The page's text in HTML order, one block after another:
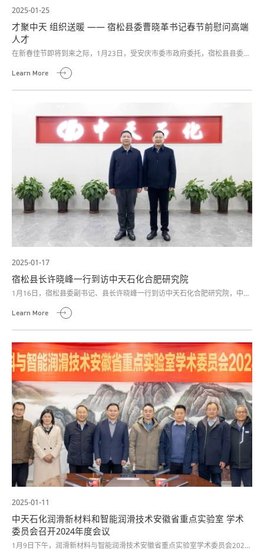
2025-01-25
才聚中天 组织送暖 —— 宿松县委曹晓革书记春节前慰问高端
人才
在新春佳节即将到来之际，1月23日，受安庆市委市政府委托，宿松县县委书
高晓谋，并致以节日的问候和新春的祝福。
Learn More
2025-01-17
宿松县长许晓峰一行到访中天石化合肥研究院
1月16日，宿松县委副书记、县长许晓峰一行到访中天石化合肥研究院，中天
Learn More
2025-01-11
中天石化润滑新材料和智能润滑技术安徽省重点实验室 学术
委员会召开2024年度会议
1月9日下午，润滑新材料与智能润滑技术安徽省重点实验室学术委员会2024